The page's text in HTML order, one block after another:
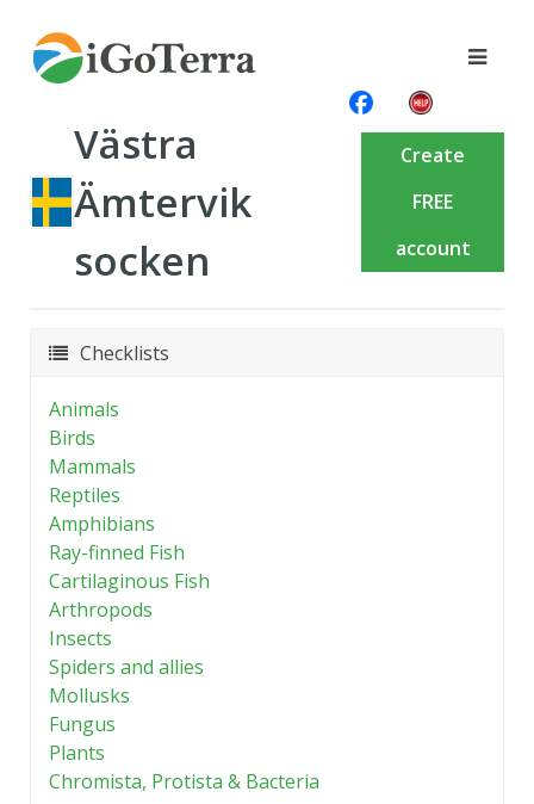
Västra
Ämtervik
socken
Create
FREE
account
Checklists
Animals
Birds
Mammals
Reptiles
Amphibians
Ray-finned Fish
Cartilaginous Fish
Arthropods
Insects
Spiders and allies
Mollusks
Fungus
Plants
Chromista, Protista & Bacteria